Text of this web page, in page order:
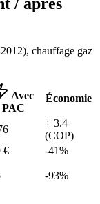
), chauffage gaz
Avec
PAC
Économie
÷ 3.4
(COP)
€ -41%
-93%